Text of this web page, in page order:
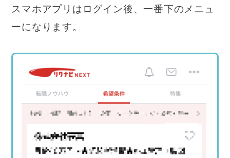
スマホアプリはログイン後、一番下のメニュ
ーになります。